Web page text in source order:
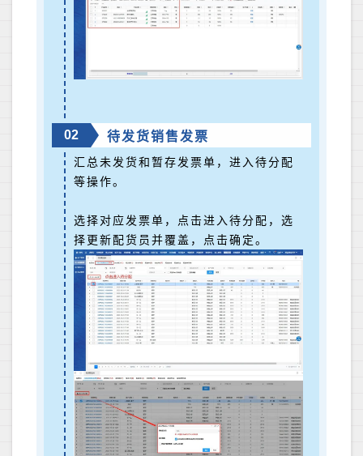
02 待发货销售发票
汇总未发货和暂存发票单，进入待分配
等操作。
选择对应发票单，点击进入待分配，选
择更新配货员并覆盖，点击确定。